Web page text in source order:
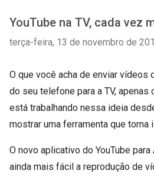
YouTube na TV, cada vez
terça-feira, 13 de novembro de
O que você acha de enviar vídeos
do seu telefone para a TV, apenas
está trabalhando nessa ideia
mostrar uma ferramenta que
O novo aplicativo do YouTube
ainda mais fácil a reprodução de